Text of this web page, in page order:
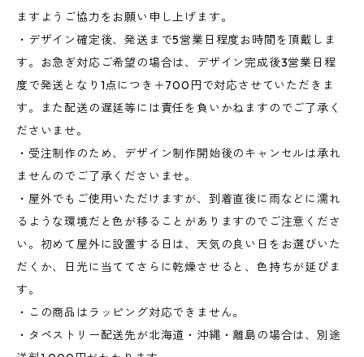
ますようご協力をお願い申し上げます。
・デザイン確定後、発送まで5営業日程度お時間を頂戴しま
す。お急ぎ対応ご希望の場合は、デザイン完成後3営業日程
度で発送となり1点につき＋700円で対応させていただきま
す。また配送の遅延等には責任を負いかねますのでご了承く
ださいませ。
・受注制作のため、デザイン制作開始後のキャンセルは承れ
ませんのでご了承くださいませ。
・屋外でもご使用いただけますが、到着直後に雨などに濡れ
るような環境だと色が移ることがありますのでご注意くださ
い。初めて屋外に設置する日は、天気の良い日をお選びいた
だくか、日光に当ててさらに乾燥させると、色持ちが延びま
す。
・この商品はラッピング対応できません。
・タペストリー配送先が北海道・沖縄・離島の場合は、別途